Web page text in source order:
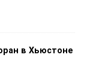
в Хьюстоне